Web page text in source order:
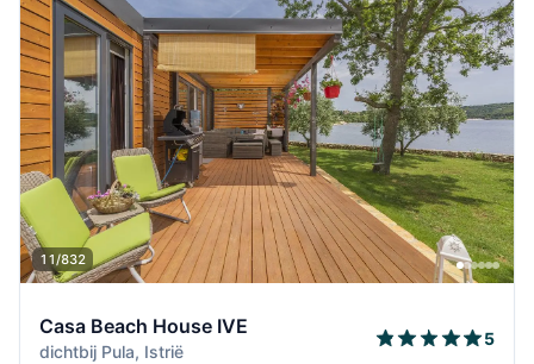
11/832
Casa Beach House IVE
dichtbij Pula, Istrië
5